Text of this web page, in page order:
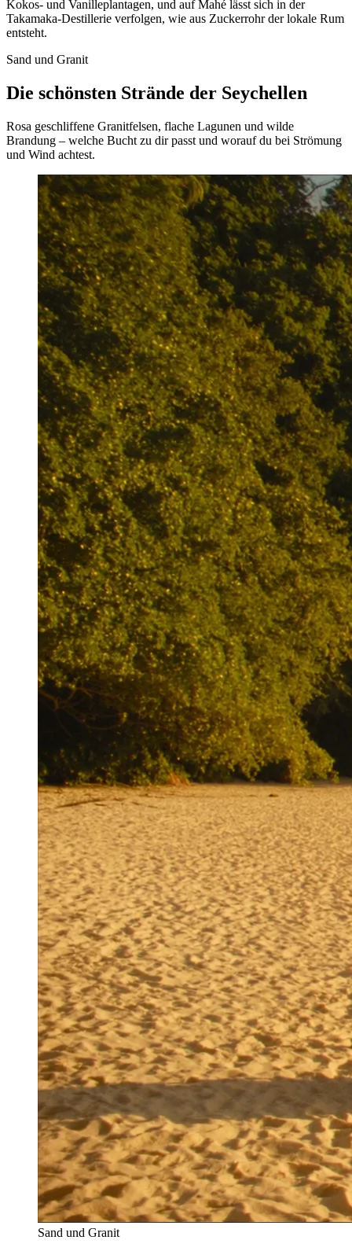
Kokos- und Vanilleplantagen, und auf Mahé lässt sich in der
Takamaka-Destillerie verfolgen, wie aus Zuckerrohr der lokale Rum
entsteht.
Sand und Granit
Die schönsten Strände der Seychellen
Rosa geschliffene Granitfelsen, flache Lagunen und wilde
Brandung – welche Bucht zu dir passt und worauf du bei Strömung
und Wind achtest.
Sand und Granit